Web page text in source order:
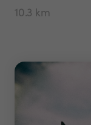
10.3 km